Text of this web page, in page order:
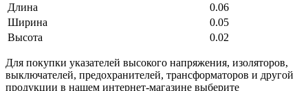
Длина
0.06
Ширина
0.05
Высота
0.02
Для покупки указателей высокого напряжения, изоляторов,
выключателей, предохранителей, трансформаторов и другой
продукции в нашем интернет-магазине выберите